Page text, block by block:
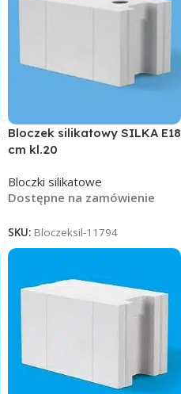
Bloczek silikatowy SILKA E18
cm kl.20
Bloczki silikatowe
Dostępne na zamówienie
SKU: Bloczeksil-11794